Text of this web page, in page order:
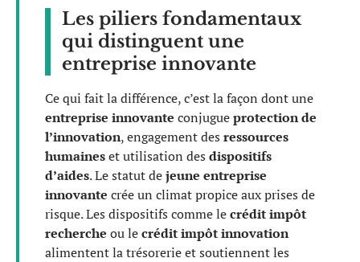
Les piliers fondamentaux
qui distinguent une
entreprise innovante
Ce qui fait la différence, c’est la façon dont une
entreprise innovante conjugueprotection de
l’innovation, engagement des ressources
humaineset utilisation des dispositifs
d’aides. Le statut dejeune entreprise
innovante crée un climat propice aux prises de
risque. Les dispositifs comme lecrédit impôt
recherche ou lecrédit impôt innovation
alimentent la trésorerie et soutiennent les